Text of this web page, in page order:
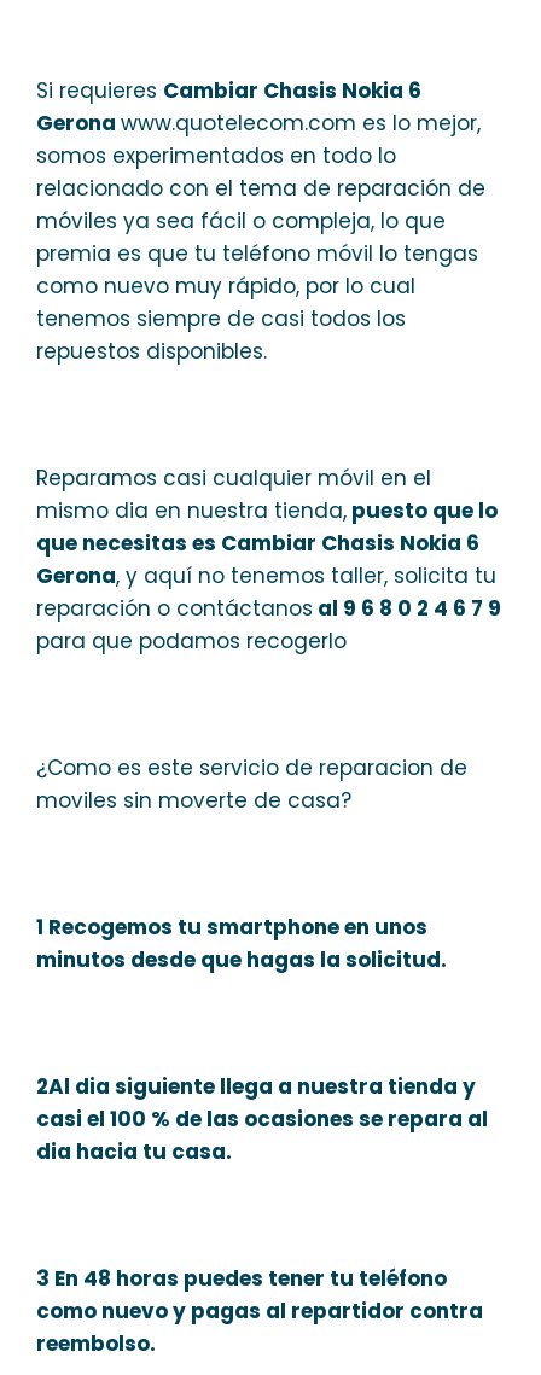
Si requieres Cambiar Chasis Nokia 6
Gerona www.quotelecom.com es lo mejor,
somos experimentados en todo lo
relacionado con el tema de reparación de
móviles ya sea fácil o compleja, lo que
premia es que tu teléfono móvil lo tengas
como nuevo muy rápido, por lo cual
tenemos siempre de casi todos los
repuestos disponibles.
Reparamos casi cualquier móvil en el
mismo dia en nuestra tienda, puesto que lo
que necesitas es Cambiar Chasis Nokia 6
Gerona, y aquí no tenemos taller, solicita tu
reparación o contáctanos al 9 6 8 0 2 4 6 7 9
para que podamos recogerlo
¿Como es este servicio de reparacion de
moviles sin moverte de casa?
1 Recogemos tu smartphone en unos
minutos desde que hagas la solicitud.
2Al dia siguiente llega a nuestra tienda y
casi el 100 % de las ocasiones se repara al
dia hacia tu casa.
3 En 48 horas puedes tener tu teléfono
como nuevo y pagas al repartidor contra
reembolso.